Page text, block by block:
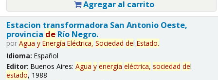
Agregar al carrito
Estacion transformadora San Antonio Oeste,
provincia deRío Negro.
por Agua y Energía Eléctrica, Sociedad del Estado.
Idioma: Español
Editor: Buenos Aires: Agua y energía eléctrica, sociedad del
estado, 1988